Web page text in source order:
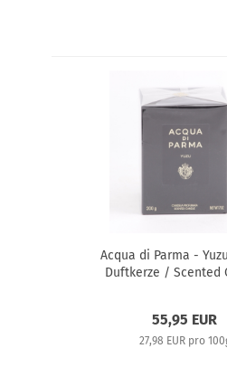
Acqua di Parma -
Duftkerze / Scented
55,95 EUR
27,98 EUR pro